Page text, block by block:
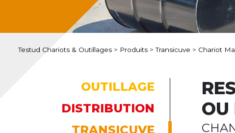
Testud Chariots & Outillages > Produits >Transicuve > Chariot
OUTILLAGE
DISTRIBUTION
TRANSICUVE
OU